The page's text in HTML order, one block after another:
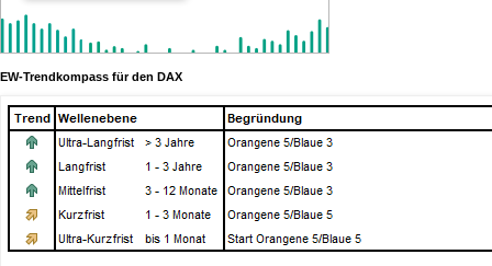
EW-Trendkompass für den DAX